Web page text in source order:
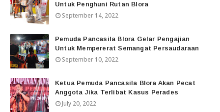
Untuk Penghuni Rutan Blora
September 14, 2022
Pemuda Pancasila Blora Gelar Pengajian
Untuk Mempererat Semangat Persaudaraan
September 10, 2022
Ketua Pemuda Pancasila Blora Akan Pecat
Anggota Jika Terlibat Kasus Perades
July 20, 2022